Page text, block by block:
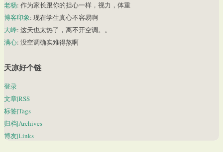
老杨: 作为家长跟你的担心一样，视力，体重
博客印象: 现在学生真心不容易啊
大峰: 这天也太热了，离不开空调。。
满心: 没空调确实难得熬啊
天凉好个链
登录
文章|RSS
标签|Tags
归档|Archives
博友|Links